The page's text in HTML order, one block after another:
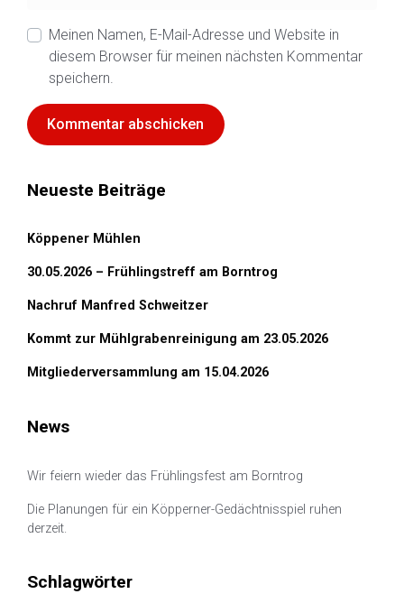
Meinen Namen, E-Mail-Adresse und Website in
diesem Browser für meinen nächsten Kommentar
speichern.
Neueste Beiträge
Köppener Mühlen
30.05.2026 – Frühlingstreff am Borntrog
Nachruf Manfred Schweitzer
Kommt zur Mühlgrabenreinigung am 23.05.2026
Mitgliederversammlung am 15.04.2026
News
Wir feiern wieder das Frühlingsfest am Borntrog
Die Planungen für ein Köpperner-Gedächtnisspiel ruhen
derzeit.
Schlagwörter